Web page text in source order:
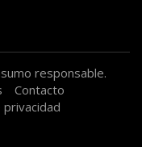
responsable.
Contacto
privacidad